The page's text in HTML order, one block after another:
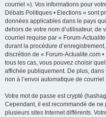
courriel »). Vos informations pour
Débats Politiques • Elections » sont
données applicables dans le pays
dehors de votre nom d’utilisateur, de
courriel requise par « Forum-
durant la procédure
discrétion de « Forum-Actualite.com
tous les cas, vous pouvez choisir
affichée publiquement. De plus,
non à l’envoi automatique de
Votre mot de passe est crypté
Cependant, il est recommandé de
plusieurs sites Internet différents.